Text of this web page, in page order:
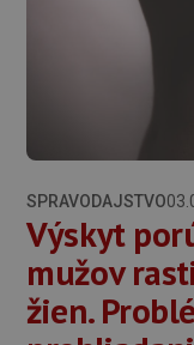
SPRAVODAJSTVO
Výskyt
mužov
žien.